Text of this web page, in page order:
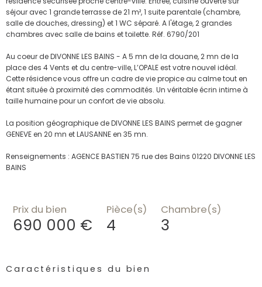
séjour avec 1 grande terrasse de 21 m², 1 suite parentale (chambre,
salle de douches, dressing) et 1 WC séparé. A l'étage, 2 grandes
chambres avec salle de bains et toilette. Réf. 6790/201
Au coeur de DIVONNE LES BAINS - A 5 mn de la douane, 2 mn de la
place des 4 Vents et du centre-ville, L’OPALE est votre nouvel idéal.
Cette résidence vous offre un cadre de vie propice au calme tout en
étant située à proximité des commodités. Un véritable écrin intime à
taille humaine pour un confort de vie absolu.
La position géographique de DIVONNE LES BAINS permet de gagner
GENEVE en 20 mn et LAUSANNE en 35 mn.
Renseignements : AGENCE BASTIEN 75 rue des Bains 01220 DIVONNE LES
BAINS
Prix du bien
690 000 €
Pièce(s)
4
Chambre(s)
3
Caractéristiques du bien